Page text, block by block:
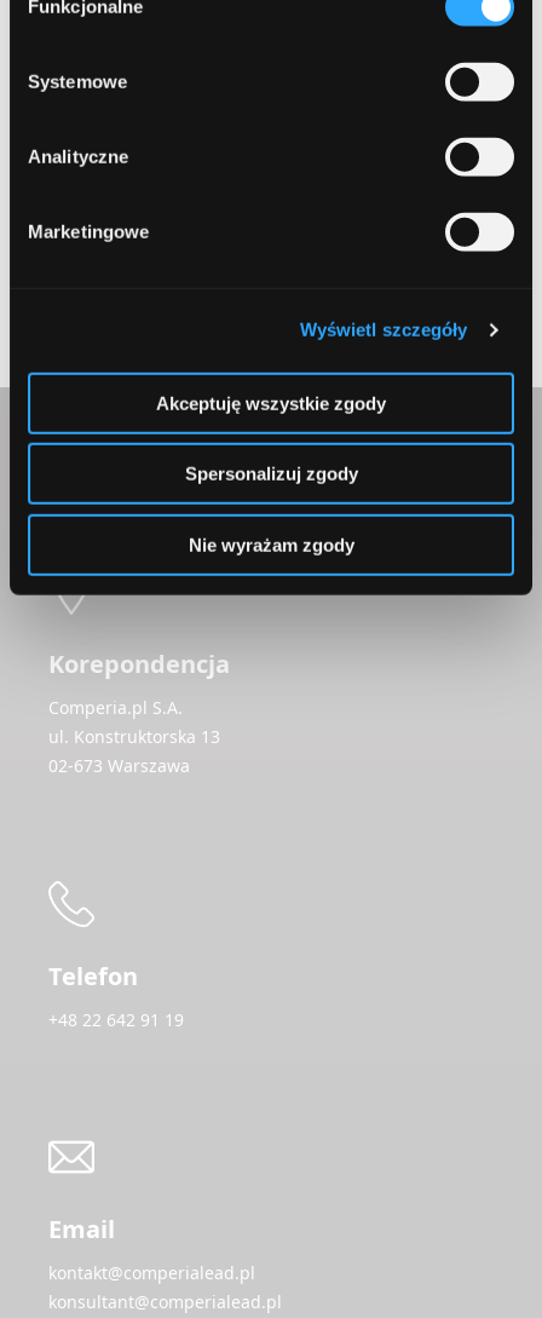
zgody
Funkcjonalne
Systemowe
Analityczne
Marketingowe
Wyświetl szczegóły
Akceptuję wszystkie zgody
Spersonalizuj zgody
Nie wyrażam zgody
Zapamiętaj moje dane w tej przeglądarce podczas pisania
Skontaktuj się z nami
Korepondencja
Comperia.pl S.A.
ul. Konstruktorska 13
02-673 Warszawa
Telefon
+48 22 642 91 19
Email
kontakt@comperialead.pl
konsultant@comperialead.pl